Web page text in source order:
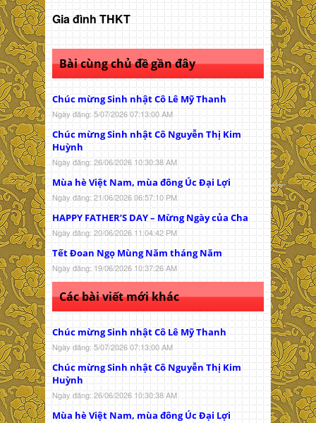
Gia đình THKT
Bài cùng chủ đề gần đây
Chúc mừng Sinh nhật Cô Lê Mỹ Thanh
Ngày đăng: 5/07/2026 07:13:00 AM
Chúc mừng Sinh nhật Cô Nguyễn Thị Kim
Huỳnh
Ngày đăng: 26/06/2026 10:30:38 AM
Mùa hè Việt Nam, mùa đông Úc Đại Lợi
Ngày đăng: 21/06/2026 06:57:10 PM
HAPPY FATHER’S DAY – Mừng Ngày của Cha
Ngày đăng: 20/06/2026 11:04:42 PM
Tết Đoan Ngọ Mùng Năm tháng Năm
Ngày đăng: 19/06/2026 10:37:26 AM
Các bài viết mới khác
Chúc mừng Sinh nhật Cô Lê Mỹ Thanh
Ngày đăng: 5/07/2026 07:13:00 AM
Chúc mừng Sinh nhật Cô Nguyễn Thị Kim
Huỳnh
Ngày đăng: 26/06/2026 10:30:38 AM
Mùa hè Việt Nam, mùa đông Úc Đại Lợi